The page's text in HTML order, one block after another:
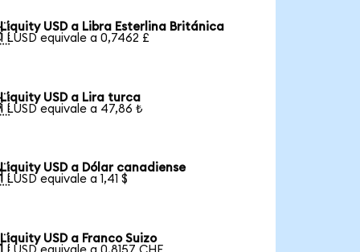
Liquity USD a Libra Esterlina Británica
1 LUSD equivale a 0,7462 £
Liquity USD a Lira turca
1 LUSD equivale a 47,86 ₺
Liquity USD a Dólar canadiense
1 LUSD equivale a 1,41 $
Liquity USD a Franco Suizo